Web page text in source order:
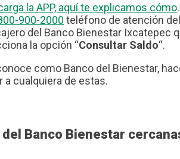
la APP, aquí te explicamos cómo
900-2000 teléfono de atención
del Banco Bienestar Ixcatepec
la opción “Consultar Saldo“.
como Banco del Bienestar,
a cualquiera de estas.
Banco Bienestar